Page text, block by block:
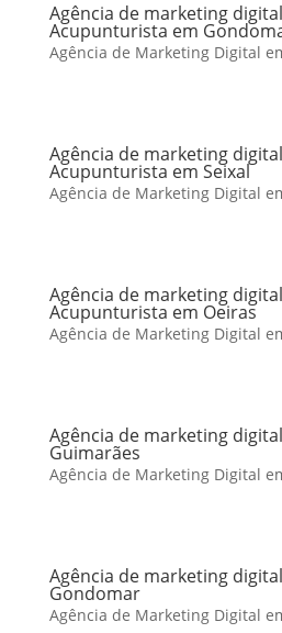
Agência de marketing
Acupunturista em
Agência de Marketing Digital
Agência de marketing
Acupunturista em Seixal
Agência de Marketing Digital
Agência de marketing
Acupunturista em Oeiras
Agência de Marketing Digital
Agência de marketing
Guimarães
Agência de Marketing Digital
Agência de marketing
Gondomar
Agência de Marketing Digital